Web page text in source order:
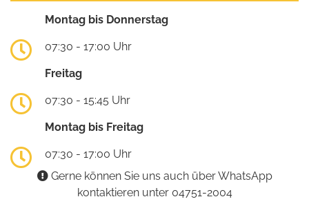
Montag bis Donnerstag
07:30 - 17:00 Uhr
Freitag
07:30 - 15:45 Uhr
Montag bis Freitag
07:30 - 17:00 Uhr
Gerne können Sie uns auch über WhatsApp
kontaktieren unter 04751-2004